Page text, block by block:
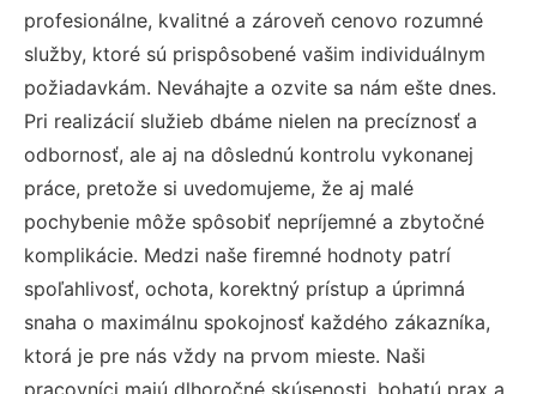
profesionálne, kvalitné a zároveň cenovo rozumné
služby, ktoré sú prispôsobené vašim individuálnym
požiadavkám. Neváhajte a ozvite sa nám ešte dnes.
Pri realizácií služieb dbáme nielen na precíznosť a
odbornosť, ale aj na dôslednú kontrolu vykonanej
práce, pretože si uvedomujeme, že aj malé
pochybenie môže spôsobiť nepríjemné a zbytočné
komplikácie. Medzi naše firemné hodnoty patrí
spoľahlivosť, ochota, korektný prístup a úprimná
snaha o maximálnu spokojnosť každého zákazníka,
ktorá je pre nás vždy na prvom mieste. Naši
pracovníci majú dlhoročné skúsenosti, bohatú prax a